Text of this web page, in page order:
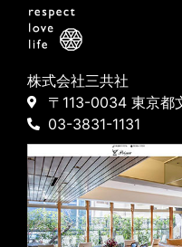
株式会社三共社
〒113-0034 東京都
03-3831-1131